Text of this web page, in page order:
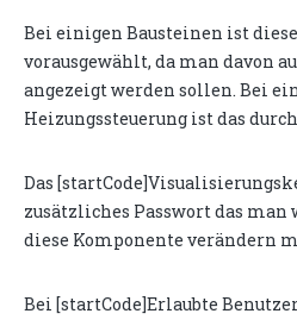
Bei einigen Bausteinen ist
vorausgewählt, da man davon
angezeigt werden sollen. Bei
Heizungssteuerung ist das
Das
zusätzliches Passwort das
diese Komponente verändern
Bei [startCode]Erlaubte